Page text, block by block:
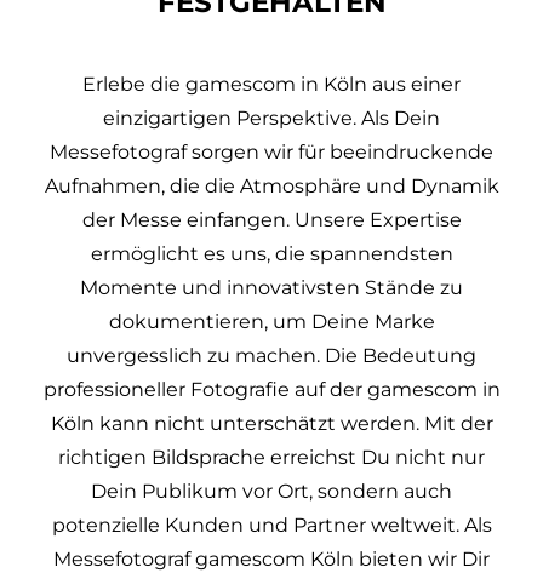
Erlebe die gamescom in Köln aus einer
einzigartigen Perspektive. Als Dein
Messefotograf sorgen wir für beeindruckende
Aufnahmen, die die Atmosphäre und Dynamik
der Messe einfangen. Unsere Expertise
ermöglicht es uns, die spannendsten
Momente und innovativsten Stände zu
dokumentieren, um Deine Marke
unvergesslich zu machen. Die Bedeutung
professioneller Fotografie auf der gamescom in
Köln kann nicht unterschätzt werden. Mit der
richtigen Bildsprache erreichst Du nicht nur
Dein Publikum vor Ort, sondern auch
potenzielle Kunden und Partner weltweit. Als
Messefotograf gamescom Köln bieten wir Dir